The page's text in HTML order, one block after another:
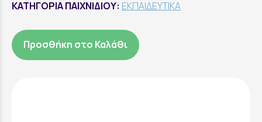
ΚΑΤΗΓΟΡΙΑ ΠΑΙΧΝΙΔΙΟΥ: ΕΚΠΑΙΔΕΥΤΙΚΑ
Προσθήκη στο Καλάθι